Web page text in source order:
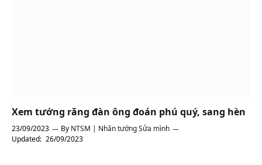
Xem tướng răng đàn ông đoán phú quý, sang hèn
23/09/2023 By NTSM | Nhân tướng Sửa mình
Updated: 26/09/2023